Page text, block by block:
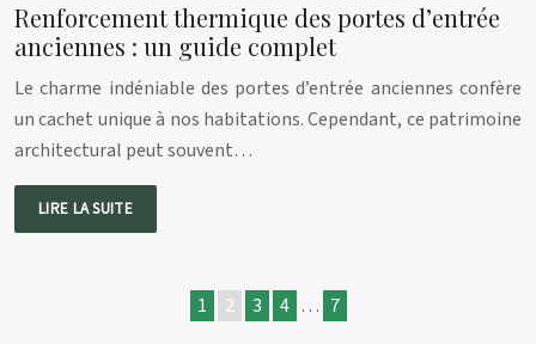
Renforcement thermique des portes d’entrée
anciennes : un guide complet
Le charme indéniable des portes d’entrée anciennes confère
un cachet unique à nos habitations. Cependant, ce patrimoine
architectural peut souvent…
LIRE LA SUITE
1 2 3 4 … 7